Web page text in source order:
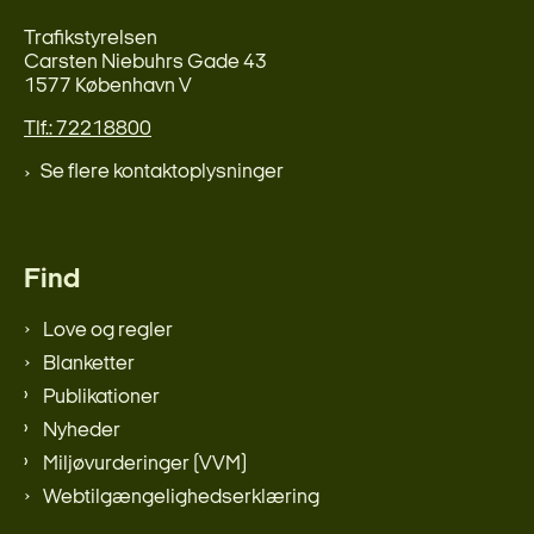
Trafikstyrelsen
Carsten Niebuhrs Gade 43
1577 København V
Tlf.: 72218800
Se flere kontaktoplysninger
Find
Love og regler
Blanketter
Publikationer
Nyheder
Miljøvurderinger (VVM)
Webtilgængelighedserklæring